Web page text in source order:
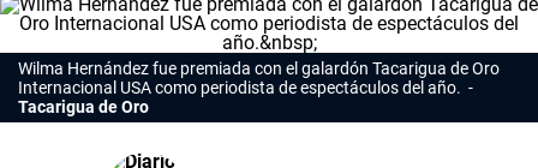
Wilma Hernández fue premiada con el galardón Tacarigua de Oro
Internacional USA como periodista de espectáculos del año.
Tacarigua de Oro